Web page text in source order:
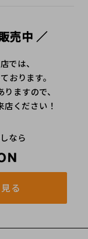
売中 ／
では、
おります。
ますので、
ください！
なら
る